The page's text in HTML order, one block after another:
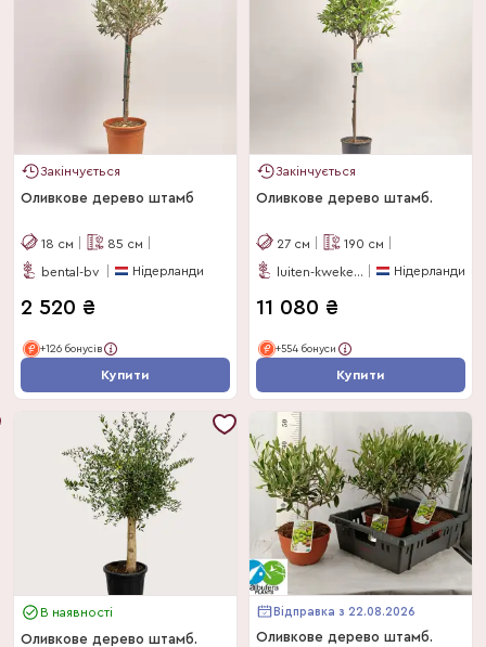
Закінчується
Оливкове дерево штамб
18 см 85 см
bental-bv Нідерланди
2 520 ₴
+126 бонусів
Купити
Закінчується
Оливкове дерево штамб.
27 см 190 см
luiten-kwekerij-bv Нідерланди
11 080 ₴
+554 бонуси
Купити
В наявності
Оливкове дерево штамб.
Відправка з 22.08.2026
Оливкове дерево штамб.